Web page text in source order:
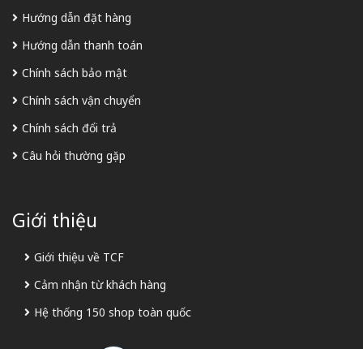
Hướng dẫn đặt hàng
Hướng dẫn thanh toán
Chính sách bảo mật
Chính sách vận chuyển
Chính sách đổi trả
Câu hỏi thường gặp
Giới thiệu
Giới thiệu về TCF
Cảm nhận từ khách hàng
Hệ thống 150 shop toàn quốc